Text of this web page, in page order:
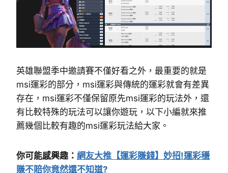
英雄聯盟季中邀請賽不僅好看之外，最重要的就是
msi運彩的部分，msi運彩與傳統的運彩就會有差異
存在，msi運彩不僅保留原先msi運彩的玩法外，還
有比較特殊的玩法可以讓你遊玩，以下小編就來推
薦幾個比較有趣的msi運彩玩法給大家。
你可能感興趣： 網友大推【運彩賺錢】妙招!運彩穩
賺不賠你竟然還不知道?